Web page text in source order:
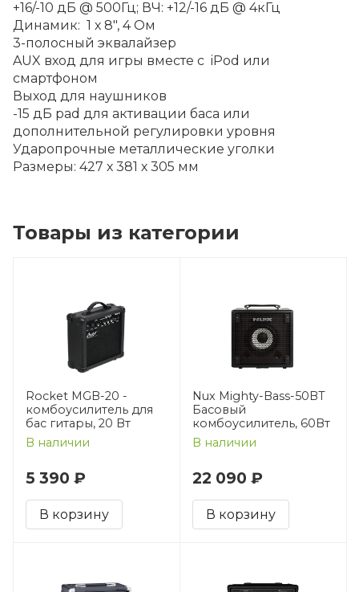
+16/-10 дБ @ 500Гц; ВЧ: +12/-16 дБ @ 4кГц
Динамик: 1 х 8", 4 Ом
3-полосный эквалайзер
AUX вход для игры вместе с iPod или
смартфоном
Выход для наушников
-15 дБ pad для активации баса или
дополнительной регулировки уровня
Ударопрочные металлические уголки
Размеры: 427 х 381 х 305 мм
Товары из категории
Rocket MGB-20 -
комбоусилитель для
бас гитары, 20 Вт
В наличии
5 390 ₽
В корзину
Nux Mighty-Bass-50BT
Басовый
комбоусилитель, 60Вт
В наличии
22 090 ₽
В корзину